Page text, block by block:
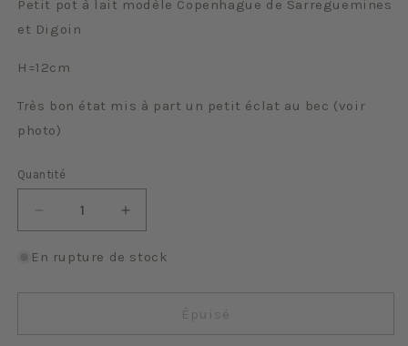
Petit pot à lait modèle Copenhague de Sarreguemines
et Digoin
H=12cm
Très bon état mis à part un petit éclat au bec (voir
photo)
Quantité
Quantité
Réduire
la
quantité
Copenhague
Augmenter
la
quantité
Copenhague
En rupture de stock
Épuisé